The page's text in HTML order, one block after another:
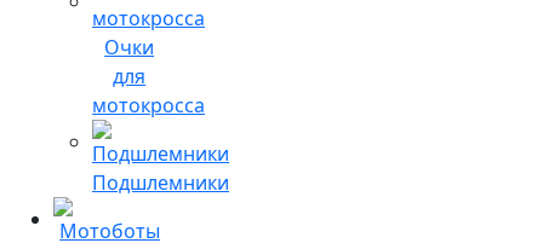
Очки
для
мотокросса
Подшлемники